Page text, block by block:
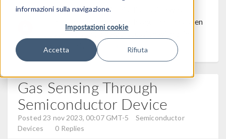
informazioni sulla navigazione.
Impostazioni cookie
Accetta Rifiuta
Discussion Closed
created more than 6 months ago and has been
closed. To start a new discussion with a link
back to this one,
click here
Gas Sensing Through
Semiconductor Device
Posted 23 nov 2023, 00:07 GMT-5
Semiconductor
Devices
0 Replies